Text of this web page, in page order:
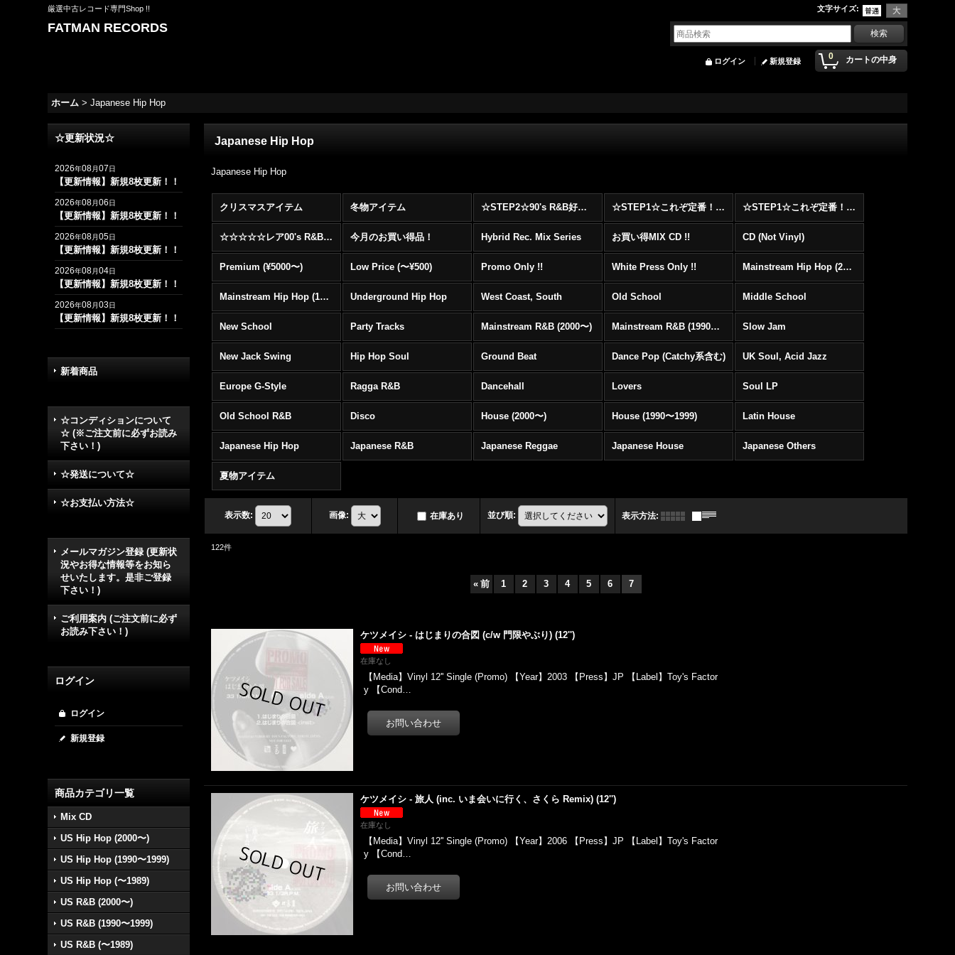
厳選中古レコード専門Shop !! 文字サイズ:
FATMAN RECORDS
0 カートの中身
ログイン 新規登録
ホーム > Japanese Hip Hop
☆更新状況☆
2026年08月07日
【更新情報】新規8枚更新！！
2026年08月06日
【更新情報】新規8枚更新！！
2026年08月05日
【更新情報】新規8枚更新！！
2026年08月04日
【更新情報】新規8枚更新！！
2026年08月03日
【更新情報】新規8枚更新！！
新着商品
☆コンディションについて
☆ (※ご注文前に必ずお読み
下さい！)
☆発送について☆
☆お支払い方法☆
メールマガジン登録 (更新状
況やお得な情報等をお知ら
せいたします。是非ご登録
下さい！)
ご利用案内 (ご注文前に必ず
お読み下さい！)
ログイン
ログイン
新規登録
商品カテゴリ一覧
Mix CD
US Hip Hop (2000〜)
US Hip Hop (1990〜1999)
US Hip Hop (〜1989)
US R&B (2000〜)
US R&B (1990〜1999)
US R&B (〜1989)
Japanese Hip Hop
Japanese Hip Hop
クリスマスアイテム 冬物アイテム ☆STEP2☆90's R&B好きに自信を持ってオススメ出来る00's R&B Best 100 !!! ☆STEP1☆これぞ定番！！まずはここから！2000年代Hip HopフロアヒットBest 100 !!! ☆STEP1☆これぞ定番！！まずはここから！2000年代R&BフロアヒットBest 100 !!!
☆☆☆☆☆レア00's R&B Promo Only盤特集！！☆☆☆☆☆ 今月のお買い得品！ Hybrid Rec. Mix Series お買い得MIX CD !! CD (Not Vinyl)
Premium (¥5000〜) Low Price (〜¥500) Promo Only !! White Press Only !! Mainstream Hip Hop (2000〜)
Mainstream Hip Hop (1990〜1999) Underground Hip Hop West Coast, South Old School Middle School
New School Party Tracks Mainstream R&B (2000〜) Mainstream R&B (1990〜1999) Slow Jam
New Jack Swing Hip Hop Soul Ground Beat Dance Pop (Catchy系含む) UK Soul, Acid Jazz
Europe G-Style Ragga R&B Dancehall Lovers Soul LP
Old School R&B Disco House (2000〜) House (1990〜1999) Latin House
Japanese Hip Hop Japanese R&B Japanese Reggae Japanese House Japanese Others
夏物アイテム
表示数: 画像: 在庫あり 並び順: 表示方法:
122件
« 前 1 2 3 4 5 6 7
ケツメイシ - はじまりの合図 (c/w 門限やぶり) (12'')
在庫なし
【Media】Vinyl 12'' Single (Promo) 【Year】2003 【Press】JP 【Label】Toy's Factor
y 【Cond…
ケツメイシ - 旅人 (inc. いま会いに行く、さくら Remix) (12'')
在庫なし
【Media】Vinyl 12'' Single (Promo) 【Year】2006 【Press】JP 【Label】Toy's Factor
y 【Cond…